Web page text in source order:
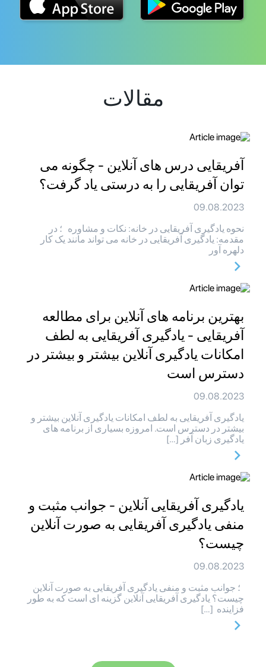
مقالات
آفریقایی درس های آنلاین - چگونه می
توان آفریقایی را به درستی یاد گرفت؟
09.08.2023
نحوه یادگیری آفریقایی در خانه: نکات و مشاوره ؛ در
مقدمه: یادگیری آفریقایی در خانه می تواند مانند یک کار
دلهره آور
بهترین برنامه های آنلاین برای مطالعه
آفریقایی - یادگیری آفریقایی به لطف
امکانات یادگیری آنلاین بیشتر و بیشتر در
دسترس است
09.08.2023
یادگیری آفریقایی به لطف امکانات یادگیری آنلاین بیشتر و
بیشتر در دسترس است. امروزه بسیاری از برنامه های
یادگیری زبان آفر […]
یادگیری آفریقایی آنلاین - جوانب مثبت و
منفی یادگیری آفریقایی به صورت آنلاین
چیست؟
09.08.2023
؛ جوانب مثبت و منفی یادگیری آفریقایی به صورت آنلاین
چیست؟ یادگیری آفریقایی آنلاین گزینه ای است که به طور
فزاینده […]